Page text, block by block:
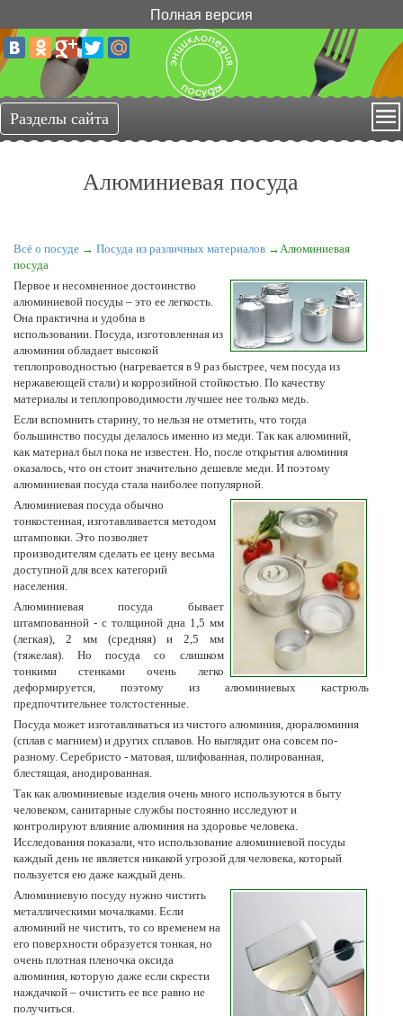
Полная версия
Алюминиевая посуда
Всё о посуде → Посуда из различных материалов →Алюминиевая
посуда
Первое и несомненное достоинство
алюминиевой посуды – это ее легкость.
Она практична и удобна в
использовании. Посуда, изготовленная из
алюминия обладает высокой
теплопроводностью (нагревается в 9 раз быстрее, чем посуда из
нержавеющей стали) и коррозийной стойкостью. По качеству
материалы и теплопроводимости лучшее нее только медь.
Если вспомнить старину, то нельзя не отметить, что тогда
большинство посуды делалось именно из меди. Так как алюминий,
как материал был пока не известен. Но, после открытия алюминия
оказалось, что он стоит значительно дешевле меди. И поэтому
алюминиевая посуда стала наиболее популярной.
Алюминиевая посуда обычно
тонкостенная, изготавливается методом
штамповки. Это позволяет
производителям сделать ее цену весьма
доступной для всех категорий
населения.
Алюминиевая посуда бывает
штампованной - с толщиной дна 1,5 мм
(легкая), 2 мм (средняя) и 2,5 мм
(тяжелая). Но посуда со слишком
тонкими стенками очень легко
деформируется, поэтому из алюминиевых кастрюль
предпочтительнее толстостенные.
Посуда может изготавливаться из чистого алюминия, дюралюминия
(сплав с магнием) и других сплавов. Но выглядит она совсем по-
разному. Серебристо - матовая, шлифованная, полированная,
блестящая, анодированная.
Так как алюминиевые изделия очень много используются в быту
человеком, санитарные службы постоянно исследуют и
контролируют влияние алюминия на здоровье человека.
Исследования показали, что использование алюминиевой посуды
каждый день не является никакой угрозой для человека, который
пользуется ею даже каждый день.
Алюминиевую посуду нужно чистить
металлическими мочалками. Если
алюминий не чистить, то со временем на
его поверхности образуется тонкая, но
очень плотная пленочка оксида
алюминия, которую даже если скрести
наждачкой – очистить ее все равно не
получиться.